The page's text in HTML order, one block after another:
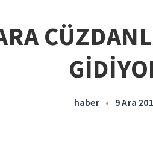
haber • 9 Ara